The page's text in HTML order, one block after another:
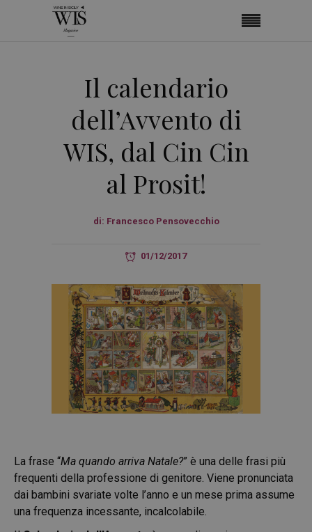
Il calendario
dell’Avvento di
WIS, dal Cin Cin
al Prosit!
di: Francesco Pensovecchio
01/12/2017
La frase “Ma quando arriva Natale?” è una delle frasi più
frequenti della professione di genitore. Viene pronunciata
dai bambini svariate volte l’anno e un mese prima assume
una frequenza incessante, incalcolabile.